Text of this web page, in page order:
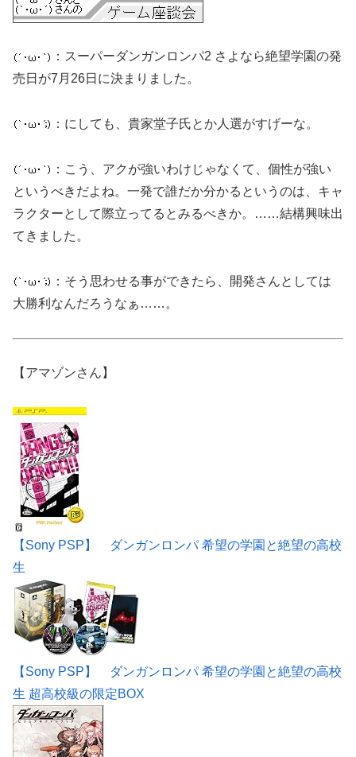
：スーパーダンガンロンパ2 さよなら絶望学園の発
売日が7月26日に決まりました。
：にしても、貴家堂子氏とか人選がすげーな。
：こう、アクが強いわけじゃなくて、個性が強い
というべきだよね。一発で誰だか分かるというのは、キャ
ラクターとして際立ってるとみるべきか。……結構興味出
てきました。
：そう思わせる事ができたら、開発さんとしては
大勝利なんだろうなぁ……。
【アマゾンさん】
【Sony PSP】 ダンガンロンパ 希望の学園と絶望の高校
生
【Sony PSP】 ダンガンロンパ 希望の学園と絶望の高校
生 超高校級の限定BOX